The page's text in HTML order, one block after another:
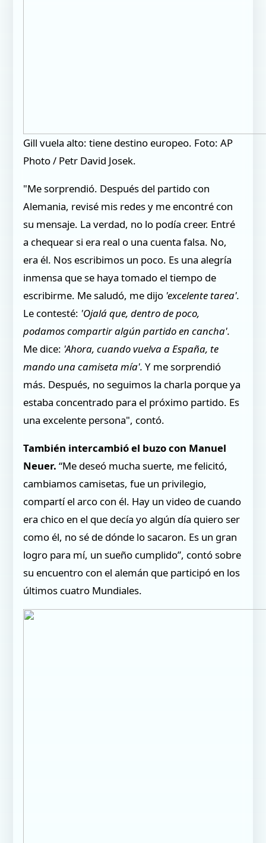
Gill vuela alto: tiene destino europeo. Foto: AP
Photo / Petr David Josek.
"Me sorprendió. Después del partido con
Alemania, revisé mis redes y me encontré con
su mensaje. La verdad, no lo podía creer. Entré
a chequear si era real o una cuenta falsa. No,
era él. Nos escribimos un poco. Es una alegría
inmensa que se haya tomado el tiempo de
escribirme. Me saludó, me dijo 'excelente tarea'.
Le contesté: 'Ojalá que, dentro de poco,
podamos compartir algún partido en cancha'.
Me dice: 'Ahora, cuando vuelva a España, te
mando una camiseta mía'. Y me sorprendió
más. Después, no seguimos la charla porque ya
estaba concentrado para el próximo partido. Es
una excelente persona", contó.
También intercambió el buzo con Manuel
Neuer. “Me deseó mucha suerte, me felicitó,
cambiamos camisetas, fue un privilegio,
compartí el arco con él. Hay un video de cuando
era chico en el que decía yo algún día quiero ser
como él, no sé de dónde lo sacaron. Es un gran
logro para mí, un sueño cumplido”, contó sobre
su encuentro con el alemán que participó en los
últimos cuatro Mundiales.